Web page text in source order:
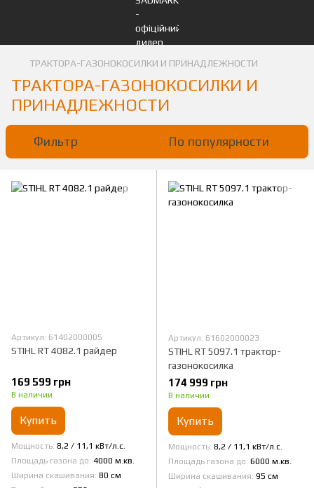
ТРАКТОРА-ГАЗОНОКОСИЛКИ И ПРИНАДЛЕЖНОСТИ
ТРАКТОРА-ГАЗОНОКОСИЛКИ И
ПРИНАДЛЕЖНОСТИ
Фильтр По популярности
Артикул: 61402000005
STIHL RT 4082.1 райдер
169 599 грн
В наличии
Купить
Мощность 8,2 / 11,1 кВт/л.с.
Площадь газона до 4000 м.кв.
Ширина скашивания 80 см
Артикул: 61602000023
STIHL RT 5097.1 трактор-
газонокосилка
174 999 грн
В наличии
Купить
Мощность 8,2 / 11,1 кВт/л.с.
Площадь газона до 6000 м.кв.
Ширина скашивания 95 см